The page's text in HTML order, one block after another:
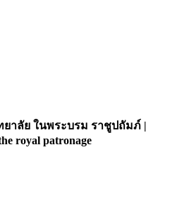
ยาลัย ในพระบรม ราชูปถัมภ์ |
royal patronage